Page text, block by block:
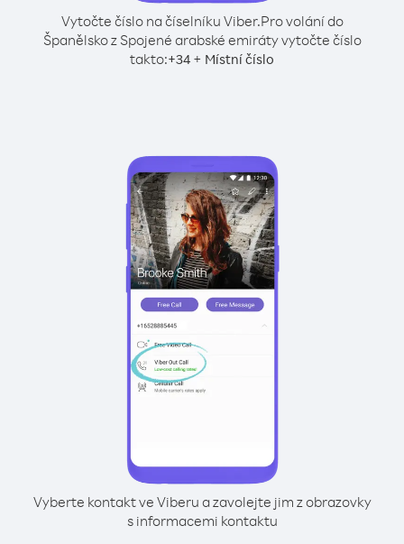
Vytočte číslo na číselníku Viber.Pro volání do
Španělsko z Spojené arabské emiráty vytočte číslo
takto:+34 + Místní číslo
Vyberte kontakt ve Viberu a zavolejte jim z obrazovky
s informacemi kontaktu